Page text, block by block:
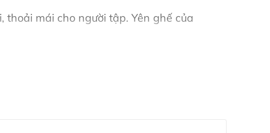
mái cho người tập. Yên ghế của
tay cho người tập.